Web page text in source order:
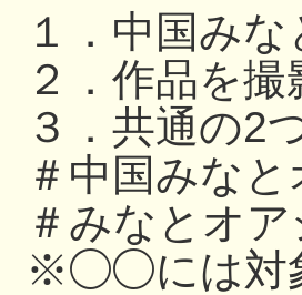
１．中国み
２．作品を撮
３．共通の2
＃中国みな
＃みなとオ
※◯◯には対